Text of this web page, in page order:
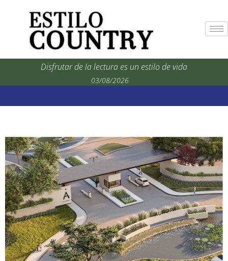
Disfrutar de la lectura es un estilo de vida
03/08/2026